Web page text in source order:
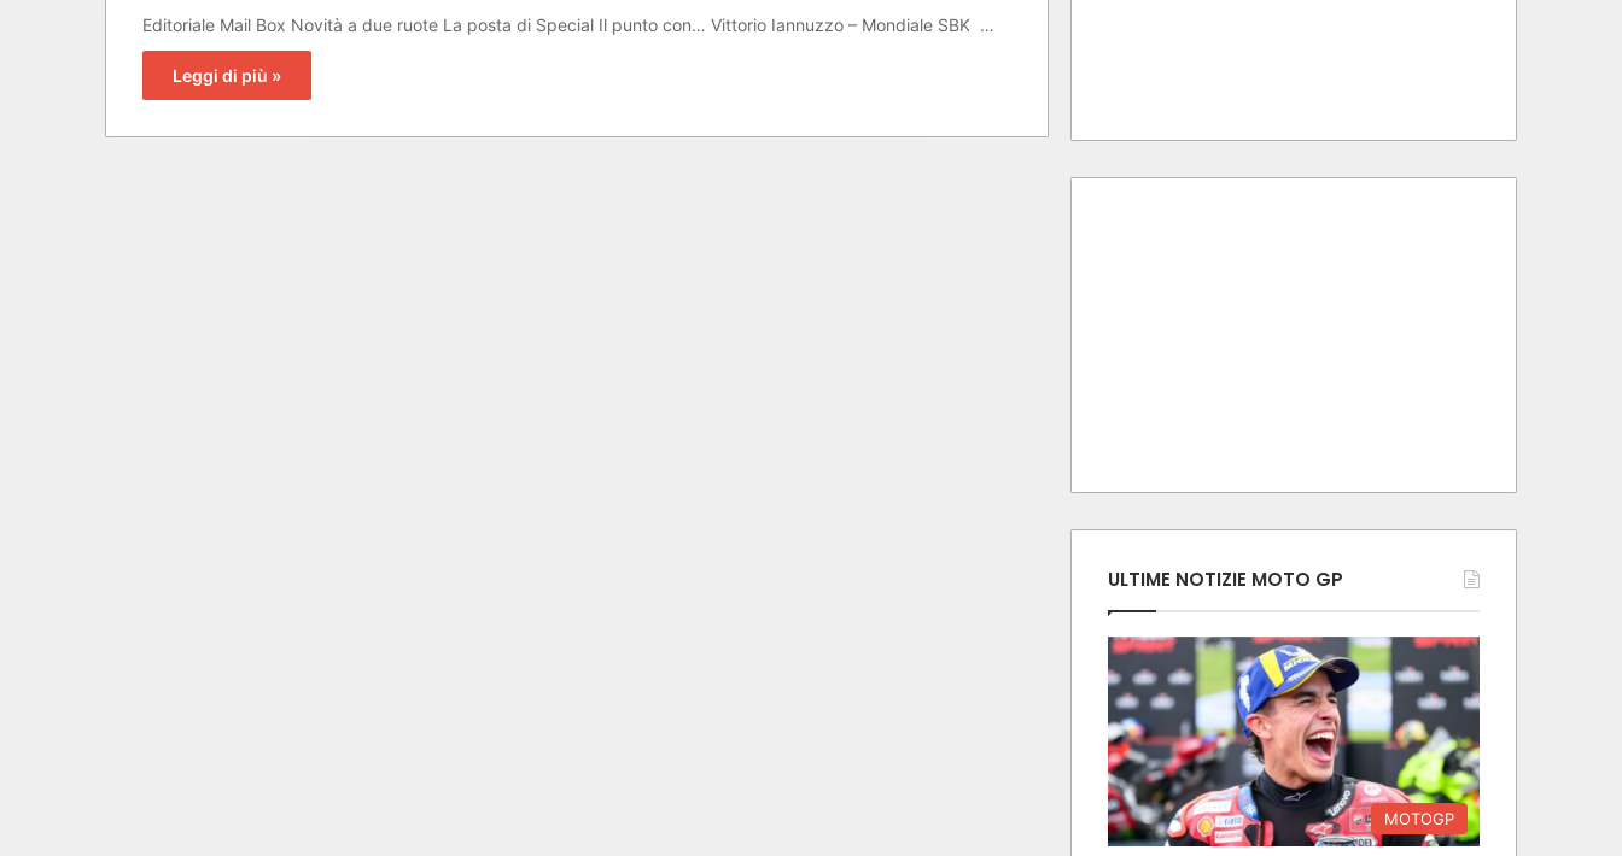
Editoriale Mail Box Novità a due ruote La posta di Special Il punto con… Vittorio Iannuzzo – Mondiale SBK …
Leggi di più »
ULTIME NOTIZIE MOTO GP
MOTOGP